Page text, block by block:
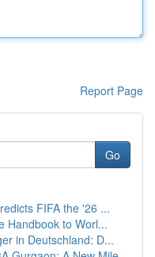
Report Page
Go
FIFA the '26 ...
Handbook to Worl...
in Deutschland: D...